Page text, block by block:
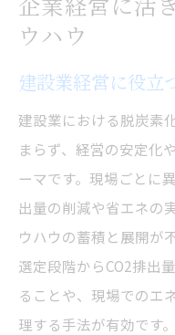
ウハウ
建設業経営に役立
建設業における脱炭素
まらず、経営の安定化
ーマです。現場ごとに
出量の削減や省エネの
ウハウの蓄積と展開が
選定段階からCO2排出
ることや、現場でのエ
理する手法が有効です。